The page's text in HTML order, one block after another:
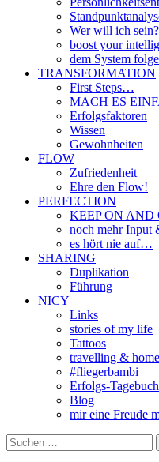
Wer will ich sein?
boost your
dem System
TRANSFORMATION
First Steps…
MACH ES
Erfolgsfaktoren
Wissen
Gewohnheiten
FLOW
Zufriedenheit
Ehre den Flow!
PERFECTION
KEEP ON AND
noch mehr Input
es hört nie auf…
SHARING
Duplikation
Führung
NICY
Links
stories of my life
Tattoos
travelling &
#fliegerbambi
Erfolgs-Tagebuch
Blog
mir eine Freude
Suchen
nach: